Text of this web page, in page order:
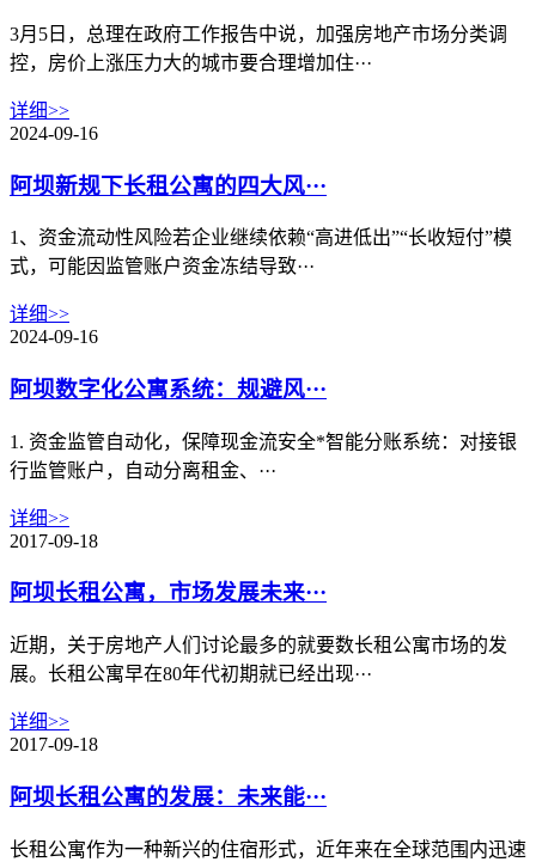
3月5日，总理在政府工作报告中说，加强房地产市场分类调
控，房价上涨压力大的城市要合理增加住···
详细>>
2024-09-16
阿坝新规下长租公寓的四大风···
1、资金流动性风险‌若企业继续依赖“高进低出”“长收短付”模
式，可能因监管账户资金冻结导致···
详细>>
2024-09-16
阿坝数字化公寓系统：规避风···
1. 资金监管自动化，保障现金流安全‌‌*智能分账系统‌：对接银
行监管账户，自动分离租金、···
详细>>
2017-09-18
阿坝长租公寓，市场发展未来···
近期，关于房地产人们讨论最多的就要数长租公寓市场的发
展。长租公寓早在80年代初期就已经出现···
详细>>
2017-09-18
阿坝长租公寓的发展：未来能···
长租公寓作为一种新兴的住宿形式，近年来在全球范围内迅速